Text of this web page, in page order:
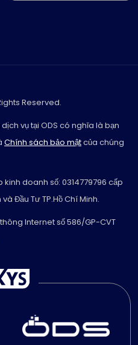
Reserved.
vụ tại ODS có nghĩa là bạn
Chính sách bảo mậtcủa chúng
doanh số: 0314779796 cấp
Đầu Tư TP.Hồ Chí Minh.
Internet số 586/GP-CVT